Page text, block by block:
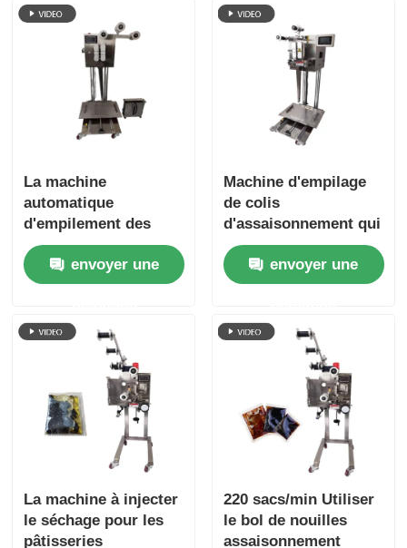
l'industrie de la
transformation des
aliments.
La machine
automatique
d'empilement des
sacs pour éviter la
pollution secondaire
envoyer une
Machine d'empilage
de colis
d'assaisonnement qui
s'empile
automatiquement et
soigneusement sans
manuellement
envoyer une
La machine à injecter
le séchage pour les
pâtisseries
220 sacs/min Utiliser
le bol de nouilles
assaisonnement